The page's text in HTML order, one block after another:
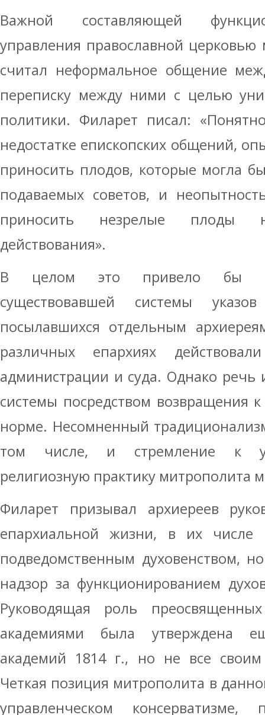
Важной составляющей
управления православной церковью
считал неформальное общение
переписку между ними с целью
политики. Филарет писал:
недостатке епископских общений,
приносить плодов, которые могла
подаваемых советов, и
приносить незрелые плоды
действования».
В целом это привело бы к
существовавшей системы
посылавшихся отдельным
различных епархиях
администрации и суда. Однако
системы посредством возвращения
норме. Несомненный
том числе, и стремление к
религиозную практику митрополита
Филарет призывал архиереев
епархиальной жизни, в их числе
подведомственным духовенством,
надзор за функционированием
Руководящая роль
академиями была утверждена
академий 1814 г., но не все
Четкая позиция митрополита в
управленческом